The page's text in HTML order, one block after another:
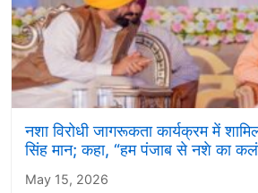
नशा विरोधी जागरूकता कार्यक्रम में
सिंह मान; कहा, “हम पंजाब से नशे का
May 15, 2026